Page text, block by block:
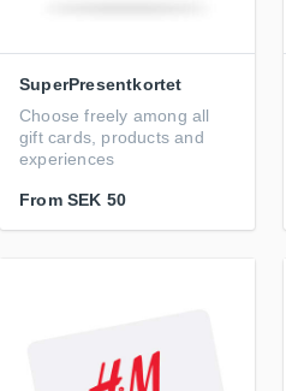
SuperPresentkortet
Choose freely among all
gift cards, products and
experiences
From SEK 50